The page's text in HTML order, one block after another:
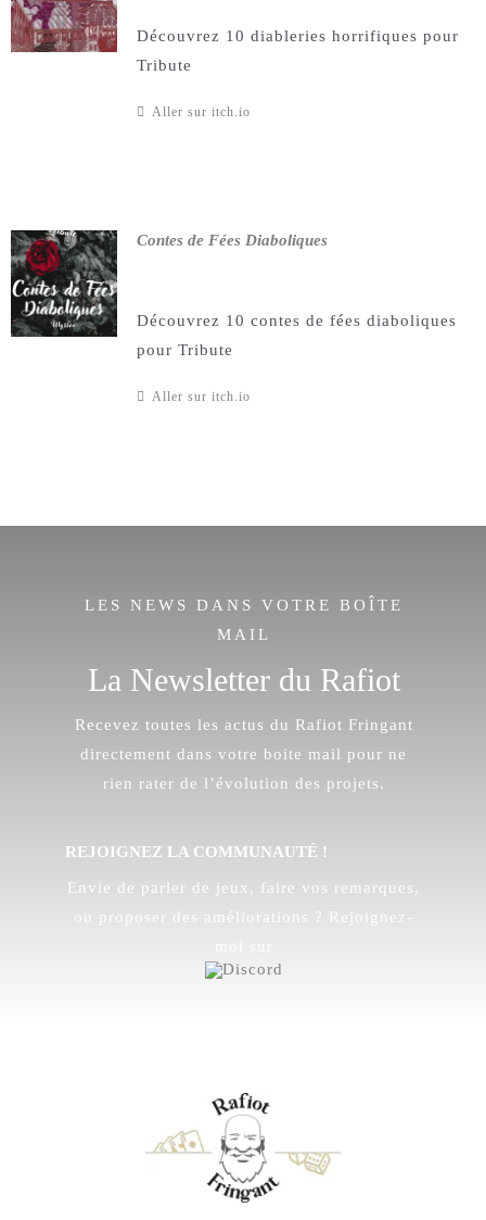
Découvrez 10 diableries horrifiques pour
Tribute
Aller sur itch.io
Contes de Fées Diaboliques
Découvrez 10 contes de fées diaboliques
pour Tribute
Aller sur itch.io
LES NEWS DANS VOTRE BOÎTE
MAIL
La Newsletter du Rafiot
Recevez toutes les actus du Rafiot Fringant
directement dans votre boite mail pour ne
rien rater de l’évolution des projets.
REJOIGNEZ LA COMMUNAUTÉ !
Envie de parler de jeux, faire vos remarques,
ou proposer des améliorations ? Rejoignez-